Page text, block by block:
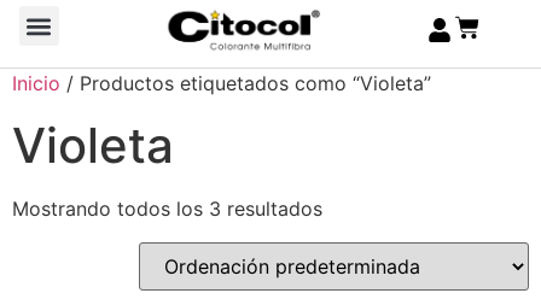
Inicio / Productos etiquetados como “Violeta”
Violeta
Mostrando todos los 3 resultados